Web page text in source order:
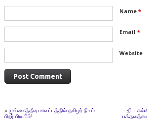
Name *
Email *
Website
« முல்லைத்தீவு மாவட்டத்தில் தமிழர் நிலம்
பிறர் பிடியில்!
புதிய